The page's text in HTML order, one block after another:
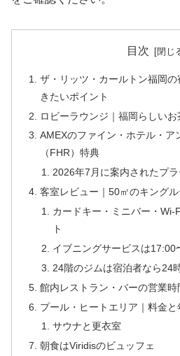
目次
ザ・リッツ・カールトン福岡
きたいポイント
ロビーラウンジ｜福岡らしい
AMEXのファイン・ホテル・ア
（FHR）特典
2026年7月に案内されたプ
客室レビュー｜50㎡のキング
カードキー・ミニバー・Wi-
ト
イブニングサービスは17:00
24階のジムは宿泊者なら24
館内レストラン・バーの営業時
プール・ヒートエリア｜料金と
サウナと更衣室
朝食はViridisのビュッフェ